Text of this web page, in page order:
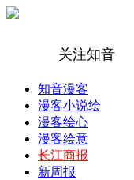
关注知音
知音漫客
漫客小说绘
漫客绘心
漫客绘意
长江商报
新周报